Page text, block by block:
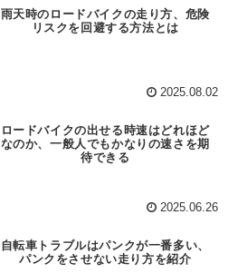
雨天時のロードバイクの走り方、危険
リスクを回避する方法とは
2025.08.02
ロードバイクの出せる時速はどれほど
なのか、一般人でもかなりの速さを期
待できる
2025.06.26
自転車トラブルはパンクが一番多い、
パンクをさせない走り方を紹介